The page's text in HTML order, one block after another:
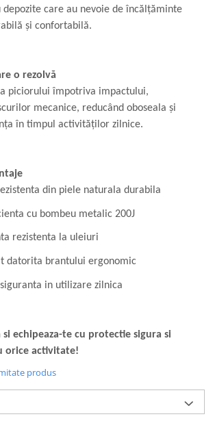
depozite care au nevoie de încălțăminte
și confortabilă.
o rezolvă
piciorului împotriva impactului,
mecanice, reducând oboseala și
în timpul activităților zilnice.
din piele naturala durabila
cu bombeu metalic 200J
rezistenta la uleiuri
datorita brantului ergonomic
in utilizare zilnica
si echipeaza-te cu protectie sigura si
orice activitate!
produs